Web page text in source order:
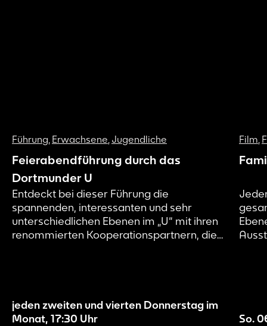
Führung, Erwachsene, Jugendliche
Feierabendführung durch das
Dortmunder U
Entdeckt bei dieser Führung die
spannenden, interessanten und sehr
unterschiedlichen Ebenen im „U“ mit ihren
renommierten Kooperationspartnern, die
Gegenwart mitzugestalten.
jeden zweiten und vierten Donnerstag im
Monat, 17:30 Uhr
Film,
So.